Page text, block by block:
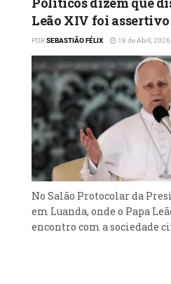
Leão XIV foi assertivo
PORSEBASTIÃO FÉLIX 18 de Abril, 2026
No Salão Protocolar da
em Luanda, onde o Papa
encontro com a sociedade